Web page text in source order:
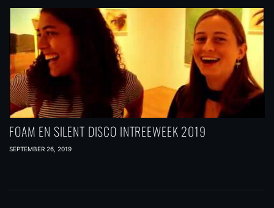
FOAM EN SILENT DISCO INTREEWEEK 2019
SEPTEMBER 26, 2019